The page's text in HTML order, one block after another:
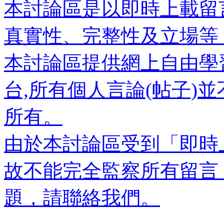
本討論區是以即時上載
真實性、完整性及立場
本討論區提供網上自由
台,所有個人言論(帖子)
所有。
由於本討論區受到「即
故不能完全監察所有留
題，請聯絡我們。